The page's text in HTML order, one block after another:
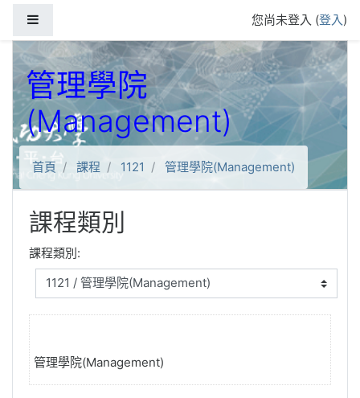
您尚未登入 (登入)
管理學院
(Management)
首頁 課程 1121 管理學院(Management)
課程類別
課程類別:
管理學院(Management)